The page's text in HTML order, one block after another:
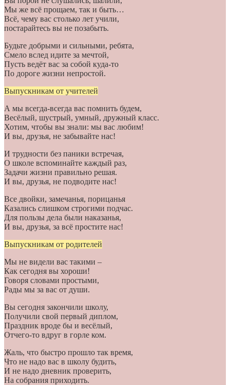
Мы же всё прощаем, так и быть…
Всё, чему вас столько лет учили,
постарайтесь вы не позабыть.
Будьте добрыми и сильными, ребята,
Смело вслед идите за мечтой,
Пусть ведёт вас за собой куда-то
По дороге жизни непростой.
Выпускникам от учителей
А мы всегда-всегда вас помнить будем,
Весёлый, шустрый, умный, дружный класс.
Хотим, чтобы вы знали: мы вас любим!
И вы, друзья, не забывайте нас!
И трудности без паники встречая,
О школе вспоминайте каждый раз,
Задачи жизни правильно решая.
И вы, друзья, не подводите нас!
Все двойки, замечанья, порицанья
Казались слишком строгими подчас.
Для пользы дела были наказанья,
И вы, друзья, за всё простите нас!
Выпускникам от родителей
Мы не видели вас такими –
Как сегодня вы хороши!
Говоря словами простыми,
Рады мы за вас от души.
Вы сегодня закончили школу,
Получили свой первый диплом,
Праздник вроде бы и весёлый,
Отчего-то вдруг в горле ком.
Жаль, что быстро прошло так время,
Что не надо вас в школу будить,
И не надо дневник проверить,
На собрания приходить.